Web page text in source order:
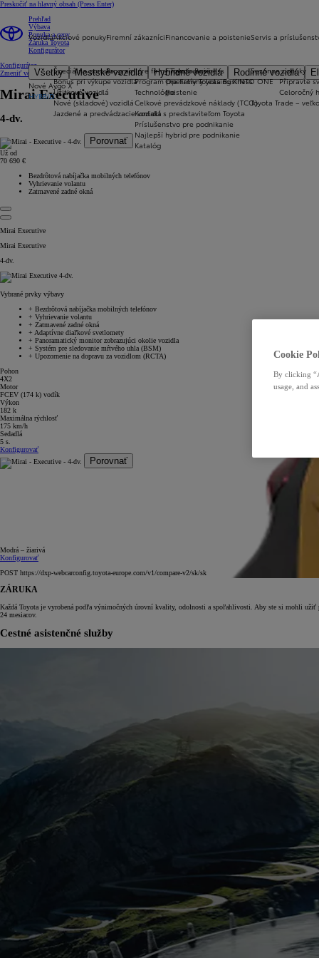
Preskočiť na hlavný obsah (Press Enter)
Vozidlá
Všetky Mestské vozidlá Hybridné vozidlá Rodinné vozidlá
Nové Aygo X
HYBRID
Akciové ponuky
Špeciálna ponuka
Bonus pri výkupe vozidla
Úžitkové vozidlá
Nové (skladové) vozidlá
Jazdené a predvádzacie vozidlá
Firemní zákazníci
Program pre firmy Toyota Business
Program pre firmy Toyota Business
Technológie
Celkové prevádzkové náklady (TCO)
Kontakt s predstaviteľom Toyota
Príslušenstvo pre podnikanie
Najlepší hybrid pre podnikanie
Katalóg
Financovanie a poistenie
Financovanie
Operatívny leasing KINTO ONE
Poistenie
Servis a
Sezónne ponuky
Připravte
Celoročný
Toyota Trade –
Prehľad
Výbava
Ponuka a ceny
Záruka Toyota
Konfigurátor
Konfigurátor
Zmeniť verziu
MiraiExecutive
4-dv.
Porovnať
Už od
70 690 €
Bezdrôtová nabíjačka mobilných telefónov
Vyhrievanie volantu
Zatmavené zadné okná
Mirai Executive
Mirai Executive
4-dv.
Vybrané prvky výbavy
+ Bezdrôtová nabíjačka mobilných telefónov
+ Vyhrievanie volantu
+ Zatmavené zadné okná
+ Adaptívne diaľkové svetlomety
+ Panoramatický monitor zobrazujúci okolie vozidla
+ Systém pre sledovanie mŕtvého uhla (BSM)
+ Upozornenie na dopravu za vozidlom (RCTA)
Pohon
4X2
Motor
FCEV (174 k) vodík
Výkon
182 k
Maximálna rýchlosť
175 km/h
Sedadlá
5 s.
Konfigurovať
Porovnať
Modrá – žiarivá
Konfigurovať
POST https://dxp-webcarconfig.toyota-europe.com/v1/compare-v2/sk/sk
ZÁRUKA
Každá Toyota je vyrobená podľa výnimočných úrovní kvality, odolnosti a spoľahlivosti. Aby ste si mohli užiť
24 mesiacov.
Cestné asistenčné služby
Cookie
By clicking
usage, and